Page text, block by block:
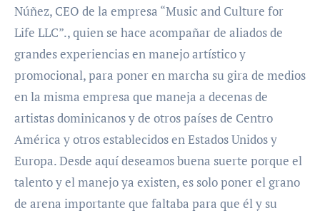
Núñez, CEO de la empresa “Music and Culture for
Life LLC”., quien se hace acompañar de aliados de
grandes experiencias en manejo artístico y
promocional, para poner en marcha su gira de medios
en la misma empresa que maneja a decenas de
artistas dominicanos y de otros países de Centro
América y otros establecidos en Estados Unidos y
Europa. Desde aquí deseamos buena suerte porque el
talento y el manejo ya existen, es solo poner el grano
de arena importante que faltaba para que él y su